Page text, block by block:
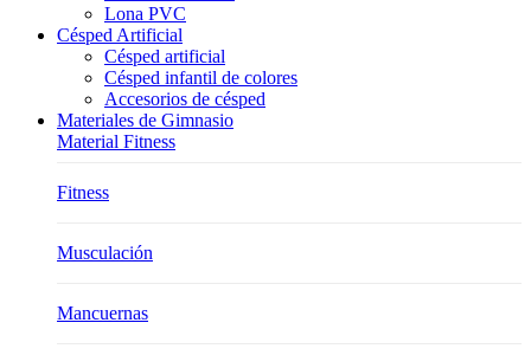
Lona PVC
Césped Artificial
Césped artificial
Césped infantil de colores
Accesorios de césped
Materiales de Gimnasio
Material Fitness
Fitness
Musculación
Mancuernas